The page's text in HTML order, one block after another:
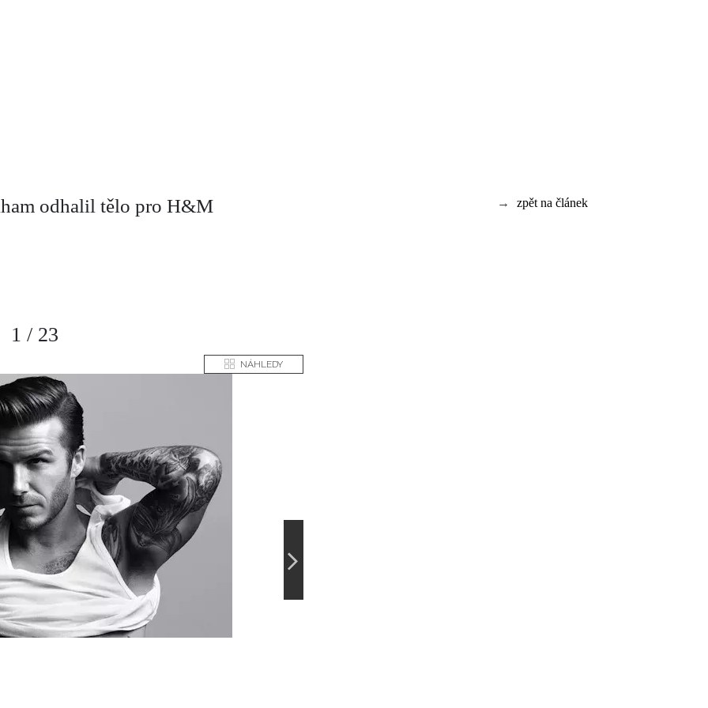
→ zpět na článek
odhalil tělo pro H&M
1 / 23
NÁHLEDY